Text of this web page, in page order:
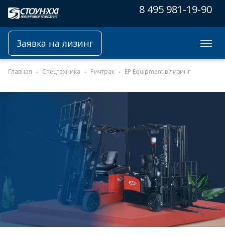
8 495 981-19-90
Заявка на лизинг
Главная Спецтехника Ричтрак EP Equipment в лизинг